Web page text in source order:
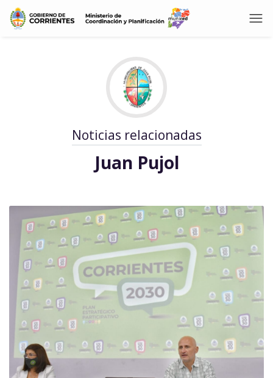
Noticias relacionadas
Juan Pujol